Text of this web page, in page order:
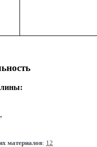
материалов: 12